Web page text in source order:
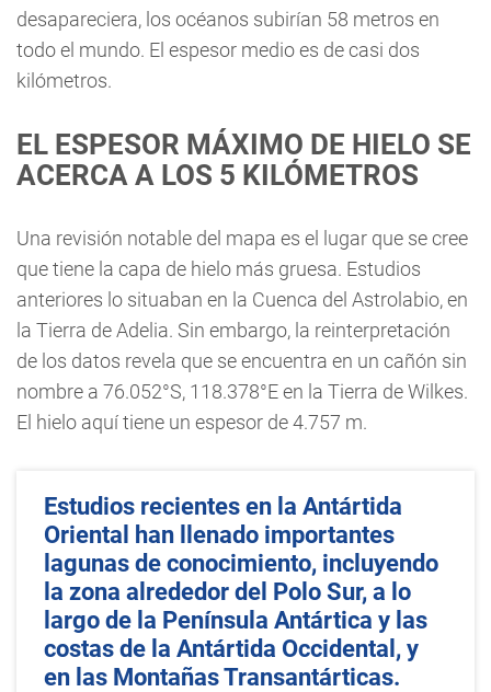
desapareciera, los océanos subirían 58 metros en
todo el mundo. El espesor medio es de casi dos
kilómetros.
EL ESPESOR MÁXIMO DE HIELO SE
ACERCA A LOS 5 KILÓMETROS
Una revisión notable del mapa es el lugar que se cree
que tiene la capa de hielo más gruesa. Estudios
anteriores lo situaban en la Cuenca del Astrolabio, en
la Tierra de Adelia. Sin embargo, la reinterpretación
de los datos revela que se encuentra en un cañón sin
nombre a 76.052°S, 118.378°E en la Tierra de Wilkes.
El hielo aquí tiene un espesor de 4.757 m.
Estudios recientes en la Antártida
Oriental han llenado importantes
lagunas de conocimiento, incluyendo
la zona alrededor del Polo Sur, a lo
largo de la Península Antártica y las
costas de la Antártida Occidental, y
en las Montañas Transantárticas.